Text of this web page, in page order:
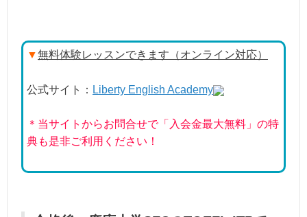
▼無料体験レッスンできます（オンライン対応）
公式サイト： Liberty English Academy
＊当サイトからお問合せで「入会金最大無料」の特
典も是非ご利用ください！